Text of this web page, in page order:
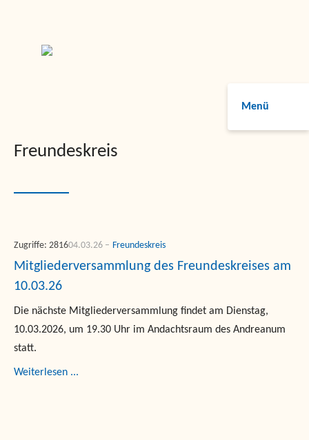
Menü
Freundeskreis
Mitgliederversammlung des Freundeskreises am
10.03.26
Die nächste Mitgliederversammlung findet am Dienstag,
10.03.2026, um 19.30 Uhr im Andachtsraum des Andreanum
statt.
Freundeskreis
04.03.26
Zugriffe: 2816
Weiterlesen ...